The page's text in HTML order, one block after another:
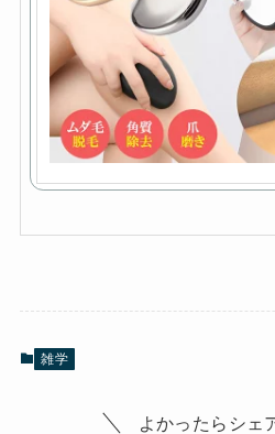
雑学
よかったらシェ